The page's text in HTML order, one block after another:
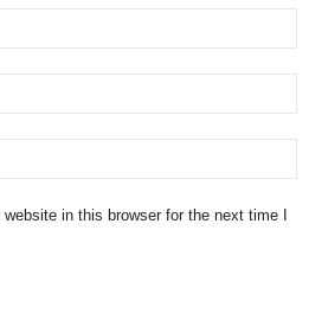
in this browser for the next time I